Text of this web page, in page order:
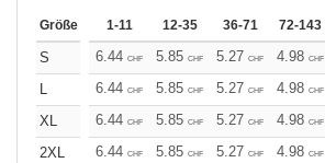
Größe 1-11 12-35 36-71 72-143
S 6.44 CHF 5.85 CHF 5.27 CHF 4.98 CHF
L
6.44 CHF 5.85 CHF 5.27 CHF 4.98 CHF
XL
6.44 CHF 5.85 CHF 5.27 CHF 4.98 CHF
2XL
6.44 CHF 5.85 CHF 5.27 CHF 4.98 CHF